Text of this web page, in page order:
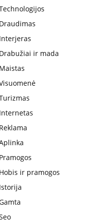
ir mada
ir pramogos